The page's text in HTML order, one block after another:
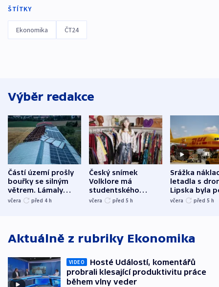
ŠTÍTKY
Ekonomika ČT24
Výběr redakce
Částí území prošly
bouřky se silným
větrem. Lámaly
stromy a poničily
včera před 4 h
Český snímek
Volklore má
studentského
Oscara, zabojuje o
včera před 5 h
Srážka
letadla s
Lipska byla
německého
včera před 5 h
Aktuálně z rubriky Ekonomika
VIDEO
Hosté Událostí, komentářů
probrali klesající produktivitu práce
během vlny veder